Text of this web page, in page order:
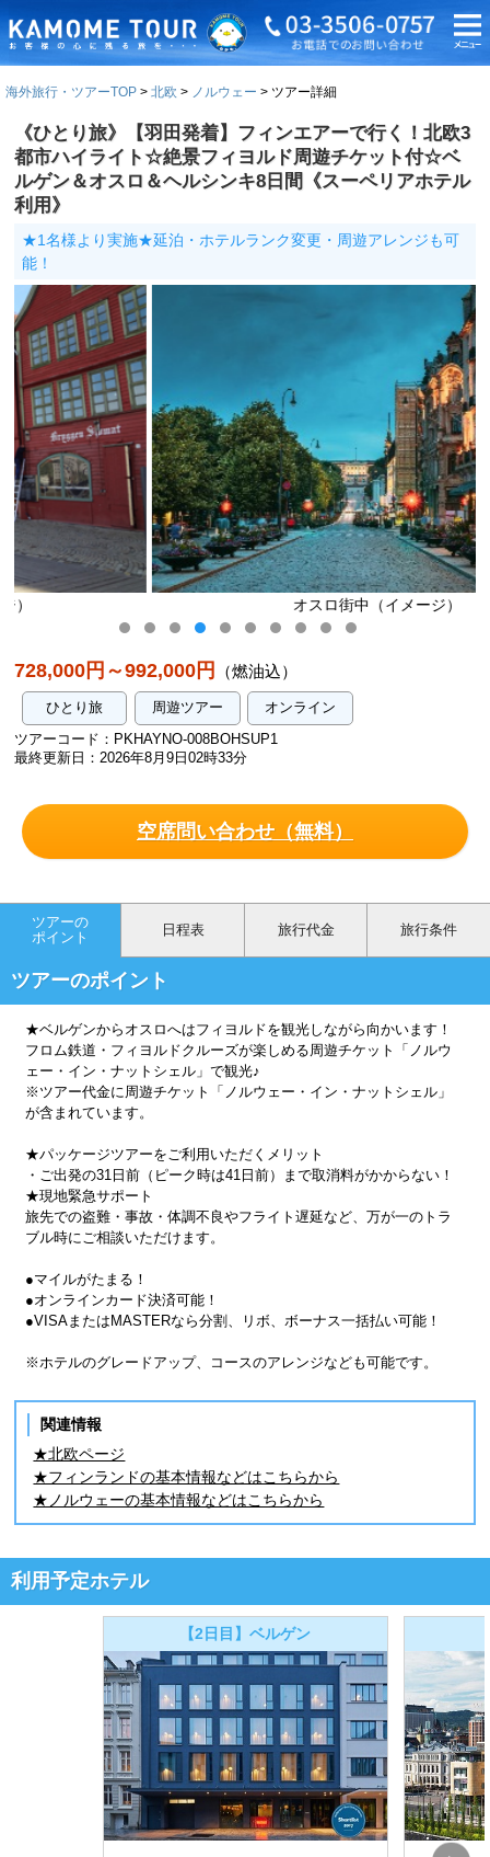
海外旅行・ツアーTOP 北欧 ノルウェー ツアー詳細
《ひとり旅》【羽田発着】フィンエアーで行く！北欧3
都市ハイライト☆絶景フィヨルド周遊チケット付☆ベ
ルゲン＆オスロ＆ヘルシンキ8日間《スーペリアホテル
利用》
★1名様より実施★延泊・ホテルランク変更・周遊アレンジも可
能！
オスロ街中（イメージ）
728,000円～992,000円 （燃油込）
ひとり旅 周遊ツアー
オンライン
ツアーコード：PKHAYNO-008BOHSUP1
最終更新日：2026年8月9日02時33分
空席問い合わせ（無料）
ツアーの
ポイント
日程表 旅行代金 旅行条件
ツアーのポイント
★ベルゲンからオスロへはフィヨルドを観光しながら向かいます！
フロム鉄道・フィヨルドクルーズが楽しめる周遊チケット「ノルウ
ェー・イン・ナットシェル」で観光♪
※ツアー代金に周遊チケット「ノルウェー・イン・ナットシェル」
が含まれています。
★パッケージツアーをご利用いただくメリット
・ご出発の31日前（ピーク時は41日前）まで取消料がかからない！
★現地緊急サポート
旅先での盗難・事故・体調不良やフライト遅延など、万が一のトラ
ブル時にご相談いただけます。
●マイルがたまる！
●オンラインカード決済可能！
●VISAまたはMASTERなら分割、リボ、ボーナス一括払い可能！
※ホテルのグレードアップ、コースのアレンジなども可能です。
関連情報
★北欧ページ
★フィンランドの基本情報などはこちらから
★ノルウェーの基本情報などはこちらから
利用予定ホテル
【2日目】ベルゲン